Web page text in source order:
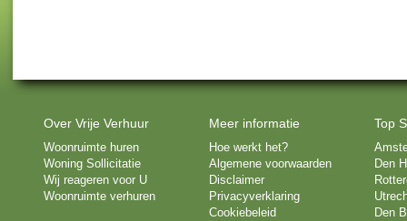
Over Vrije Verhuur
Woonruimte huren
Woning Sollicitatie
Wij reageren voor U
Woonruimte verhuren
Meer informatie
Hoe werkt het?
Algemene voorwaarden
Disclaimer
Privacyverklaring
Cookiebeleid
Top
Den
Den